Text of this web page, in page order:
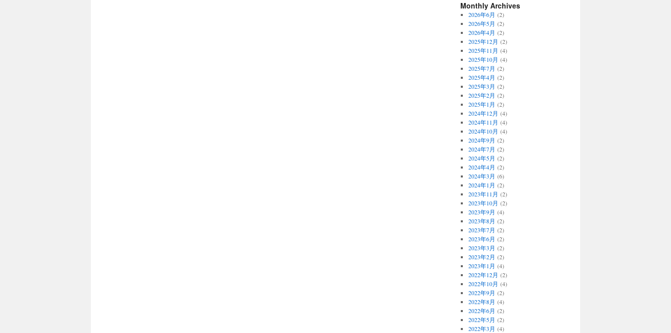
Monthly Archives
2026年6月 (2)
2026年5月 (2)
2026年4月 (2)
2025年12月 (2)
2025年11月 (4)
2025年10月 (4)
2025年7月 (2)
2025年4月 (2)
2025年3月 (2)
2025年2月 (2)
2025年1月 (2)
2024年12月 (4)
2024年11月 (4)
2024年10月 (4)
2024年9月 (2)
2024年7月 (2)
2024年5月 (2)
2024年4月 (2)
2024年3月 (6)
2024年1月 (2)
2023年11月 (2)
2023年10月 (2)
2023年9月 (4)
2023年8月 (2)
2023年7月 (2)
2023年6月 (2)
2023年3月 (2)
2023年2月 (2)
2023年1月 (4)
2022年12月 (2)
2022年10月 (4)
2022年9月 (2)
2022年8月 (4)
2022年6月 (2)
2022年5月 (2)
2022年3月 (4)